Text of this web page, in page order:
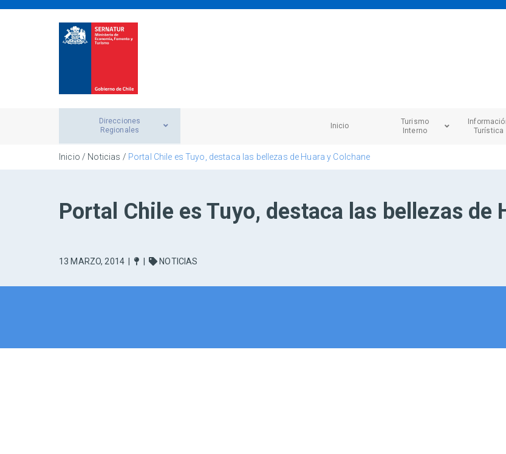
Direcciones
Regionales
Inicio
Turismo
Interno
Turística
Inicio / Noticias / Portal Chile es Tuyo, destaca las bellezas de Huara y Colchane
Portal Chile es Tuyo, destaca las bellezas de
13 MARZO, 2014 NOTICIAS